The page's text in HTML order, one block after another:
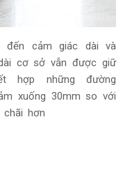
đến cảm giác dài và
cơ sở vẫn được giữ
hợp những đường
xuống 30mm so với
hơn